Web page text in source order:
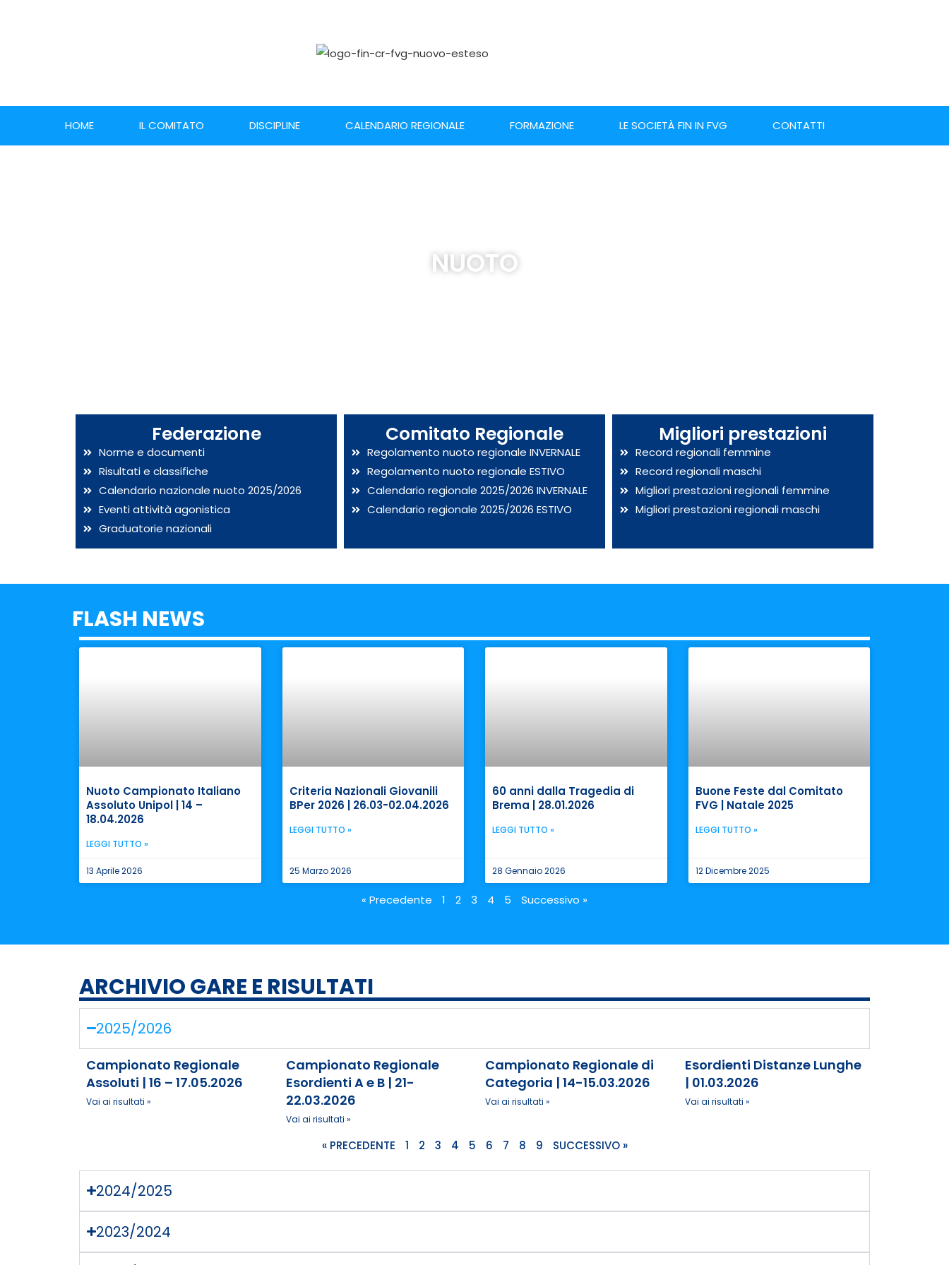
HOME IL COMITATO DISCIPLINE CALENDARIO REGIONALE FORMAZIONE LE SOCIETÀ FIN IN FVG CONTATTI
NUOTO
Federazione
Norme e documenti
Risultati e classifiche
Calendario nazionale nuoto 2025/2026
Eventi attività agonistica
Graduatorie nazionali
Comitato Regionale
Regolamento nuoto regionale INVERNALE
Regolamento nuoto regionale ESTIVO
Calendario regionale 2025/2026 INVERNALE
Calendario regionale 2025/2026 ESTIVO
Migliori prestazioni
Record regionali femmine
Record regionali maschi
Migliori prestazioni regionali femmine
Migliori prestazioni regionali maschi
FLASH NEWS
Nuoto Campionato Italiano
Assoluto Unipol | 14 –
18.04.2026
LEGGI TUTTO »
13 Aprile 2026
Criteria Nazionali Giovanili
BPer 2026 | 26.03-02.04.2026
LEGGI TUTTO »
25 Marzo 2026
60 anni dalla Tragedia di
Brema | 28.01.2026
LEGGI TUTTO »
28 Gennaio 2026
Buone Feste dal Comitato
FVG | Natale 2025
LEGGI TUTTO »
12 Dicembre 2025
« Precedente 1 2 3 4 5 Successivo »
ARCHIVIO GARE E RISULTATI
2025/2026
Campionato Regionale
Assoluti | 16 – 17.05.2026
Vai ai risultati »
Campionato Regionale
Esordienti A e B | 21-
22.03.2026
Vai ai risultati »
Campionato Regionale di
Categoria | 14-15.03.2026
Vai ai risultati »
Esordienti Distanze Lunghe
| 01.03.2026
Vai ai risultati »
« PRECEDENTE 1 2 3 4 5 6 7 8 9 SUCCESSIVO »
2024/2025
2023/2024